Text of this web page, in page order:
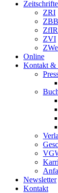
ZRI
ZBB
ZfIR
ZVI
Online
Kontakt &
Newsletter
Kontakt